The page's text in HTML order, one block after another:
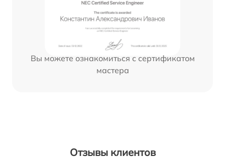
Вы можете ознакомиться с сертификатом
мастера
Отзывы клиентов